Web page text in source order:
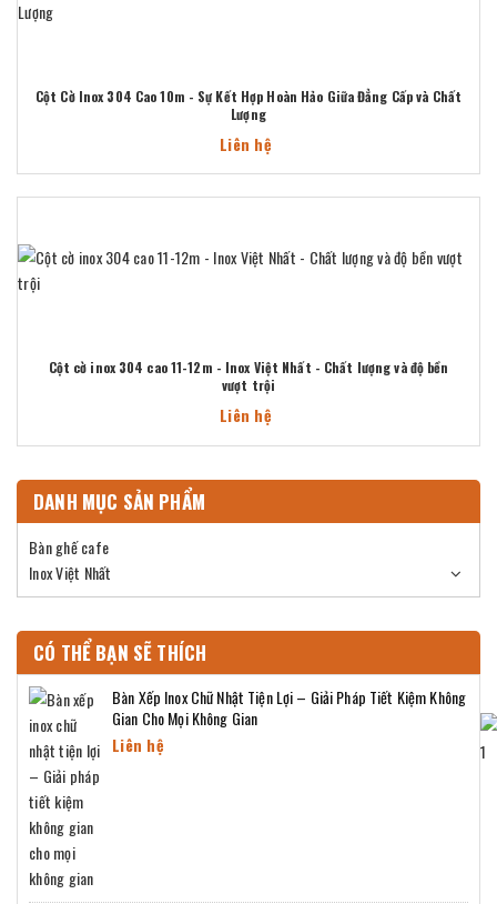
Cột Cờ Inox 304 Cao 10m - Sự Kết Hợp Hoàn Hảo Giữa Đẳng Cấp và Chất
Lượng
Liên hệ
Cột cờ inox 304 cao 11-12m - Inox Việt Nhất - Chất lượng và độ bền
vượt trội
Liên hệ
DANH MỤC SẢN PHẨM
Bàn ghế cafe
Inox Việt Nhất
CÓ THỂ BẠN SẼ THÍCH
Bàn Xếp Inox Chữ Nhật Tiện Lợi – Giải Pháp Tiết Kiệm Không
Gian Cho Mọi Không Gian
Liên hệ